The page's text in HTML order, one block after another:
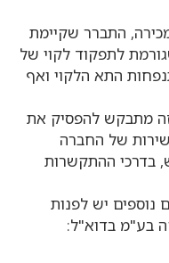
התברר שקיימת
לתפקוד לקוי של
התא הלקוי ואף
מתבקש להפסיק את
של החברה
בדרכי ההתקשרות
נוספים יש לפנות
בע"מ בדוא"ל: